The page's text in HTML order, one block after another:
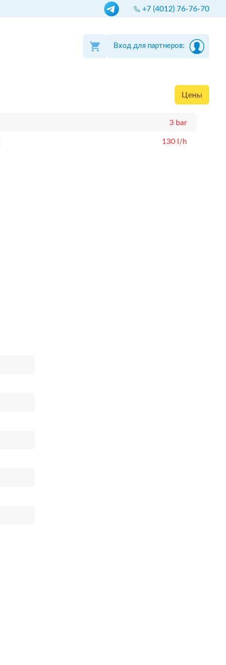
+7 (4012) 76-76-70
Вход для партнеров:
Цены
3 bar
130 l/h